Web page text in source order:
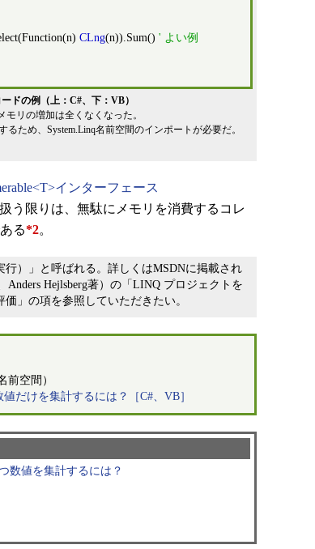
CLng(n)).Sum() ' よい例
ドの例（上：C#、下：VB）
リの増加は全くなくなった。
ため、System.Linq名前空間のインポートが必要だ。
インターフェース
う限りは、無駄にメモリを消費するコレ
る*2。
）」と呼ばれる。詳しくはMSDNに掲載され
Anders Hejlsberg著）の「LINQ プロジェクトを
」の項を参照していただきたい。
前空間）
だけを集計するには？［C#、VB］
数値を集計するには？